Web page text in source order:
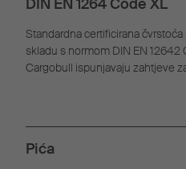
DIN EN 1264 Code XL
Standardna certificirana
skladu s normom DIN EN
Cargobull ispunjavaju zahtjeve
Pića